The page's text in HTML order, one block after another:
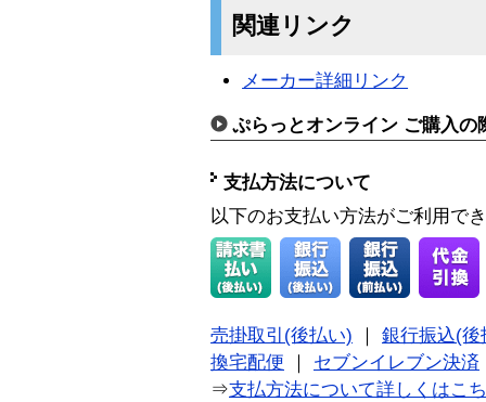
関連リンク
メーカー詳細リンク
ぷらっとオンライン ご購入の
支払方法について
以下のお支払い方法がご利用で
売掛取引(後払い)
銀行振込(後
換宅配便
セブンイレブン決済
⇒支払方法について詳しくはこ